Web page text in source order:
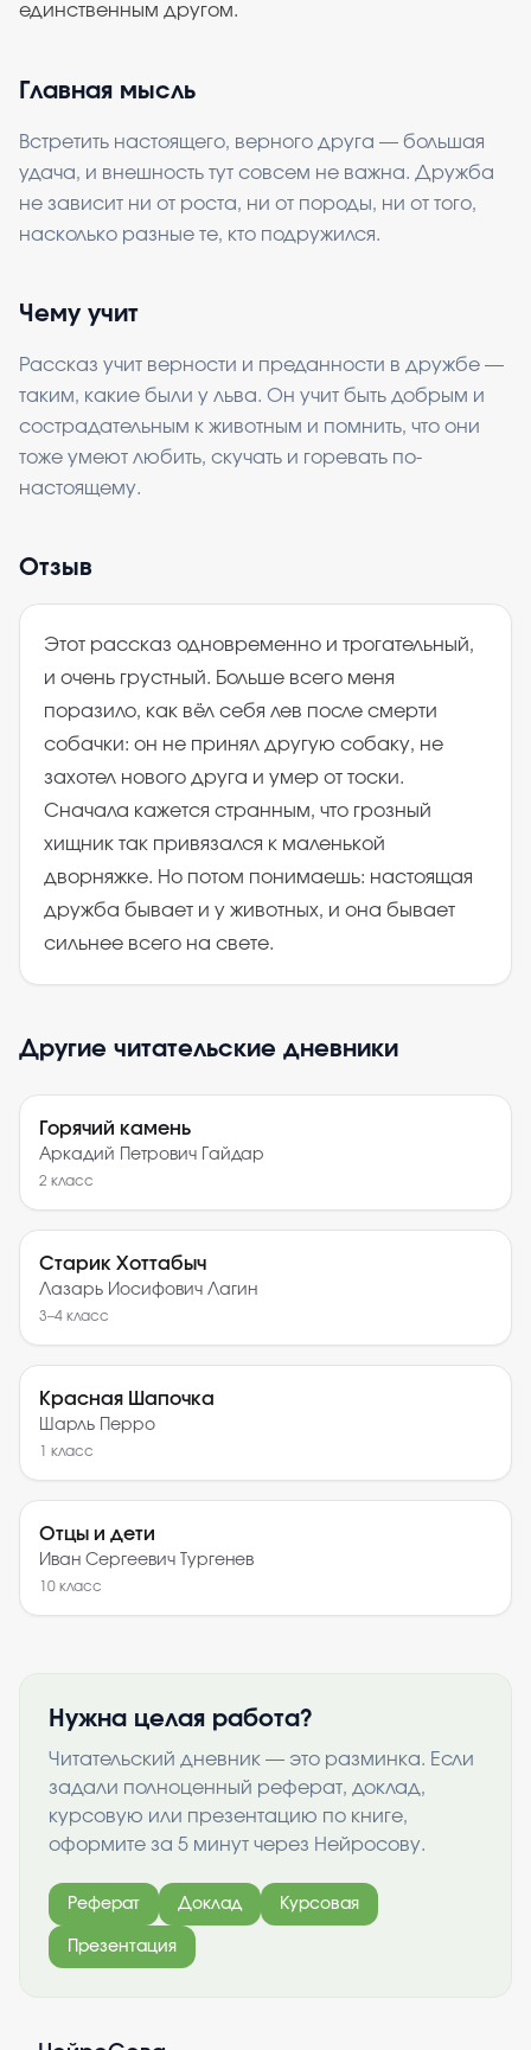
единственным другом.
Главная мысль
Встретить настоящего, верного друга — большая
удача, и внешность тут совсем не важна. Дружба
не зависит ни от роста, ни от породы, ни от того,
насколько разные те, кто подружился.
Чему учит
Рассказ учит верности и преданности в дружбе —
таким, какие были у льва. Он учит быть добрым и
сострадательным к животным и помнить, что они
тоже умеют любить, скучать и горевать по-
настоящему.
Отзыв
Этот рассказ одновременно и трогательный,
и очень грустный. Больше всего меня
поразило, как вёл себя лев после смерти
собачки: он не принял другую собаку, не
захотел нового друга и умер от тоски.
Сначала кажется странным, что грозный
хищник так привязался к маленькой
дворняжке. Но потом понимаешь: настоящая
дружба бывает и у животных, и она бывает
сильнее всего на свете.
Другие читательские дневники
Горячий камень
Аркадий Петрович Гайдар
2 класс
Старик Хоттабыч
Лазарь Иосифович Лагин
3–4 класс
Красная Шапочка
Шарль Перро
1 класс
Отцы и дети
Иван Сергеевич Тургенев
10 класс
Нужна целая работа?
Читательский дневник — это разминка. Если
задали полноценный реферат, доклад,
курсовую или презентацию по книге,
оформите за 5 минут через Нейросову.
Реферат Доклад Курсовая
Презентация